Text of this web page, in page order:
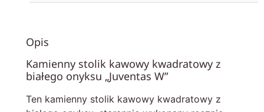
Opis
Kamienny stolik kawowy kwadratowy z
białego onyksu „Juventas W”
Ten kamienny stolik kawowy kwadratowy z